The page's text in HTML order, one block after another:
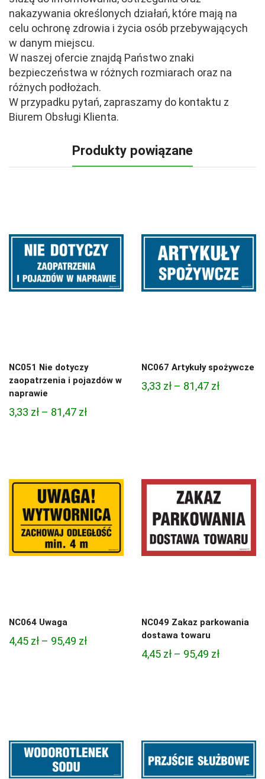
nakazywania określonych działań, które mają na
celu ochronę zdrowia i życia osób przebywających
w danym miejscu.
W naszej ofercie znajdą Państwo znaki
bezpieczeństwa w różnych rozmiarach oraz na
różnych podłożach.
W przypadku pytań, zapraszamy do kontaktu z
Biurem Obsługi Klienta.
Produkty powiązane
NC051 Nie dotyczy
zaopatrzenia i pojazdów w
naprawie
3,33 zł – 81,47 złZakres
81,47 zł
NC067 Artykuły spożywcze
3,33 zł – 81,47 złZakres
NC064 Uwaga
4,45 zł – 95,49 złZakres
NC049 Zakaz parkowania
dostawa towaru
4,45 zł – 95,49 złZakres